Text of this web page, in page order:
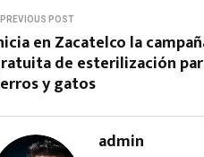
PREVIOUS POST
en Zacatelco la
de esterilización
y gatos
admin